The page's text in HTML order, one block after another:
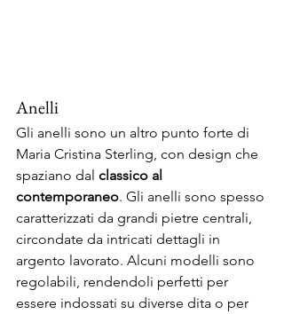
Anelli
Gli anelli sono un altro punto forte di
Maria Cristina Sterling, con design che
spaziano dal classico al
contemporaneo. Gli anelli sono spesso
caratterizzati da grandi pietre centrali,
circondate da intricati dettagli in
argento lavorato. Alcuni modelli sono
regolabili, rendendoli perfetti per
essere indossati su diverse dita o per